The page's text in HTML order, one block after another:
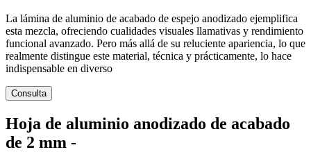
La lámina de aluminio de acabado de espejo anodizado ejemplifica
esta mezcla, ofreciendo cualidades visuales llamativas y rendimiento
funcional avanzado. Pero más allá de su reluciente apariencia, lo que
realmente distingue este material, técnica y prácticamente, lo hace
indispensable en diverso
Consulta
Hoja de aluminio anodizado de acabado
de 2 mm -